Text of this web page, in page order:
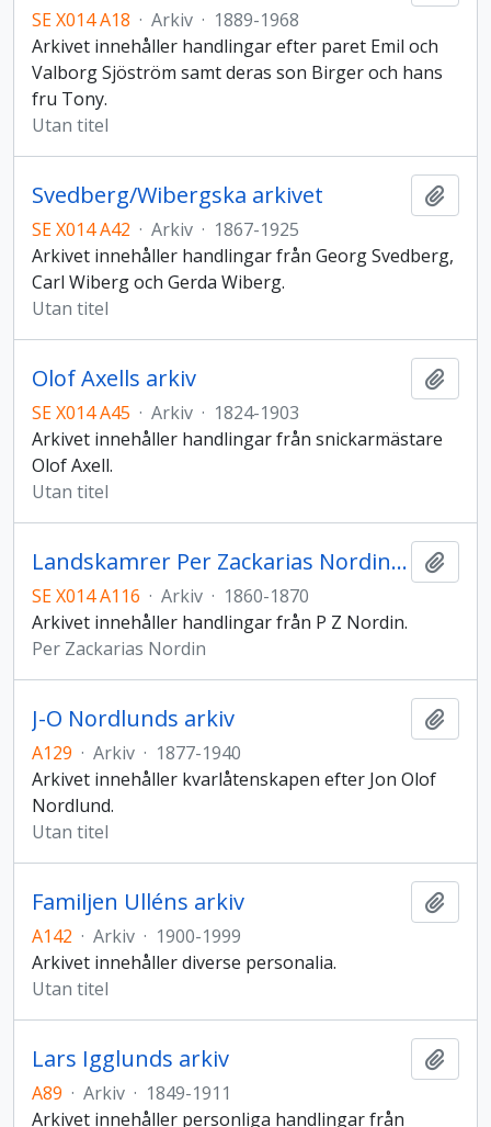
SE X014 A18 · Arkiv · 1889-1968
Arkivet innehåller handlingar efter paret Emil och
Valborg Sjöström samt deras son Birger och hans
fru Tony.
Utan titel
Svedberg/Wibergska arkivet
SE X014 A42 · Arkiv · 1867-1925
Arkivet innehåller handlingar från Georg Svedberg,
Carl Wiberg och Gerda Wiberg.
Utan titel
Olof Axells arkiv
SE X014 A45 · Arkiv · 1824-1903
Arkivet innehåller handlingar från snickarmästare
Olof Axell.
Utan titel
Landskamrer Per Zackarias Nordins arkiv
SE X014 A116 · Arkiv · 1860-1870
Arkivet innehåller handlingar från P Z Nordin.
Per Zackarias Nordin
J-O Nordlunds arkiv
A129 · Arkiv · 1877-1940
Arkivet innehåller kvarlåtenskapen efter Jon Olof
Nordlund.
Utan titel
Familjen Ulléns arkiv
A142 · Arkiv · 1900-1999
Arkivet innehåller diverse personalia.
Utan titel
Lars Igglunds arkiv
A89 · Arkiv · 1849-1911
Arkivet innehåller personliga handlingar från